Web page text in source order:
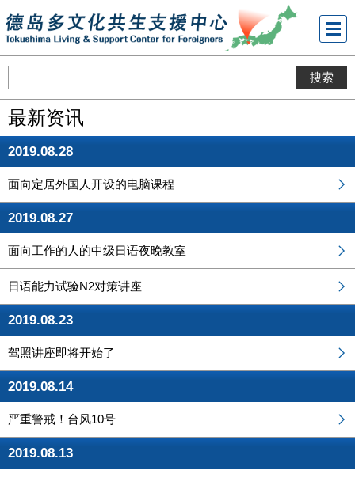
メニ
ュー
最新资讯
2019.08.28
面向定居外国人开设的电脑课程
2019.08.27
面向工作的人的中级日语夜晚教室
日语能力试验N2对策讲座
2019.08.23
驾照讲座即将开始了
2019.08.14
严重警戒！台风10号
2019.08.13